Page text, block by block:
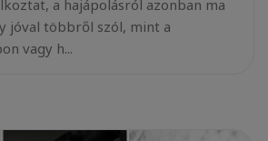
a hajápolásról azonban ma
jóval többről szól, mint a
vagy h...